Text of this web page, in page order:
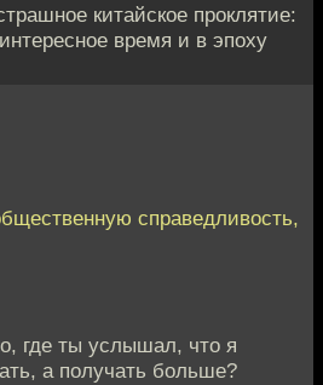
китайское проклятие:
время и в эпоху
справедливость,
где ты услышал, что я
а получать больше?